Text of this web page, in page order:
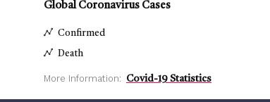
Global Coronavirus Cases
Confirmed
Death
More Information: Covid-19 Statistics